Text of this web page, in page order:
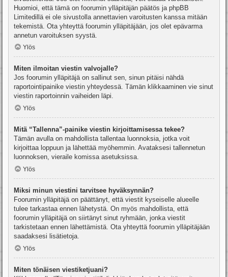
Huomioi, että tämä on foorumin ylläpitäjän päätös ja phpBB
Limitedillä ei ole sivustolla annettavien varoitusten kanssa mitään
tekemistä. Ota yhteyttä foorumin ylläpitäjään, jos olet epävarma
annetun varoituksen syystä.
Ylös
Miten ilmoitan viestin valvojalle?
Jos foorumin ylläpitäjä on sallinut sen, sinun pitäisi nähdä
raportointipainike viestin yhteydessä. Tämän klikkaaminen vie sinut
viestin raportoinnin vaiheiden läpi.
Ylös
Mitä “Tallenna”-painike viestin kirjoittamisessa tekee?
Tämän avulla on mahdollista tallentaa luonnoksia, jotka voit
kirjoittaa loppuun ja lähettää myöhemmin. Avataksesi tallennetun
luonnoksen, vieraile komissa asetuksissa.
Ylös
Miksi minun viestini tarvitsee hyväksynnän?
Foorumin ylläpitäjä on päättänyt, että viestit kyseiselle alueelle
tulee tarkastaa ennen lähetystä. On myös mahdollista, että
foorumin ylläpitäjä on siirtänyt sinut ryhmään, jonka viestit
tarkistetaan ennen lähettämistä. Ota yhteyttä foorumin ylläpitäjään
saadaksesi lisätietoja.
Ylös
Miten tönäisen viestiketjuani?